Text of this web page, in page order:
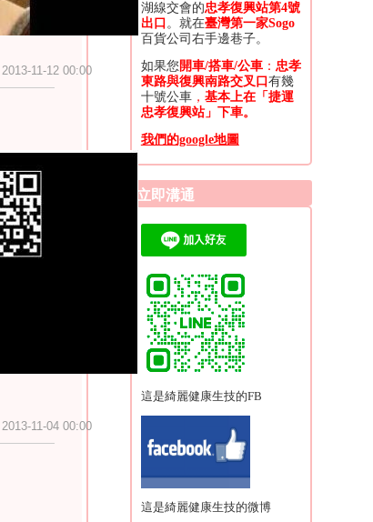
湖線交會的忠孝復興站第4號
出口 。就在臺灣第一家Sogo
百貨公司右手邊巷子。
如果您 開車/搭車/公車： 忠孝
東路與復興南路交叉口 有幾
十號公車， 基本上在「捷運
忠孝復興站」下車。
我們的google地圖
立即溝通
這是綺麗健康生技的FB
這是綺麗健康生技的微博
新興玩意？
興趣的是「逆齡回
？」
。
蔬菜、水果）」等方
傷害」。
的風險
緻小哈版本
沖
2013-11-12 00:00
2013-11-04 00:00